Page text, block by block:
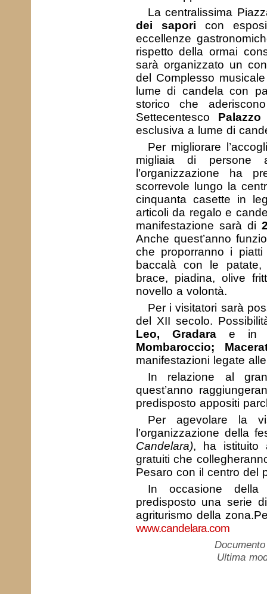
La centralissima
dei sapori con
eccellenze
rispetto della ormai
sarà organizzato un
del Complesso
lume di candela con
storico che
Settecentesco Palazzo
esclusiva a lume di
Per migliorare
migliaia di persone
l’organizzazione ha
scorrevole lungo la
cinquanta casette in
articoli da regalo e
manifestazione sarà di
Anche quest’anno
che proporranno i
baccalà con le
brace, piadina, olive
novello a volontà.
Per i visitatori sarà
del XII secolo.
Leo, Gradarae in
Mombaroccio;
manifestazioni legate
In relazione al
quest’anno
predisposto appositi
Per agevolare la
l’organizzazione della
Candelara), ha istituito
gratuiti che
Pesaro con il centro del
In occasione della
predisposto una serie
agriturismo della
www.candelara.com
Ultima